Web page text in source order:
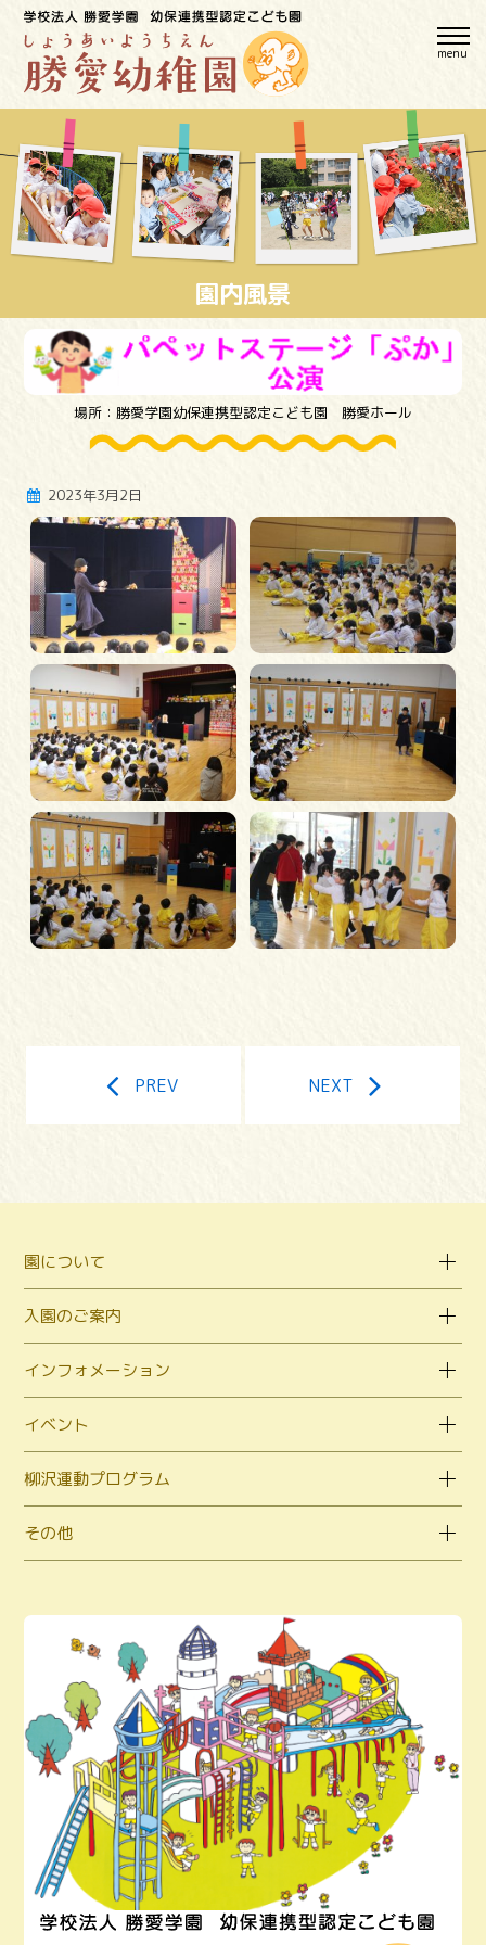
園内風景
場所：勝愛学園幼保連携型認定こども園 勝愛ホール
2023年3月2日
PREV NEXT
園について
入園のご案内
インフォメーション
イベント
柳沢運動プログラム
その他
menu